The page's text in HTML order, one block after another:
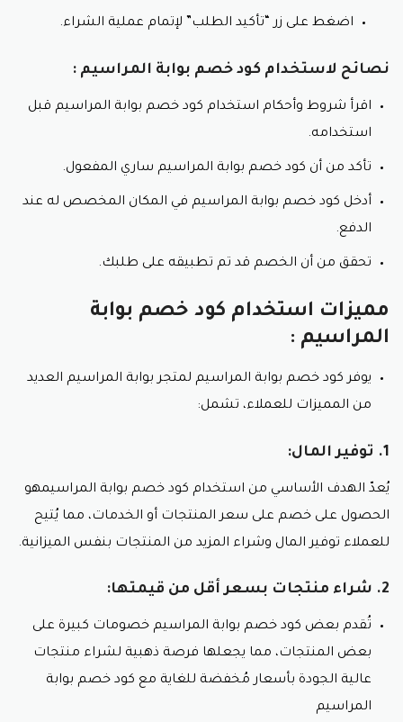
اضغط على زر “تأكيد الطلب” لإتمام عملية الشراء.
نصائح لاستخدام كود خصم بوابة المراسيم :
اقرأ شروط وأحكام استخدام كود خصم بوابة المراسيم قبل
استخدامه.
تأكد من أن كود خصم بوابة المراسيم ساري المفعول.
أدخل كود خصم بوابة المراسيم في المكان المخصص له عند
الدفع.
تحقق من أن الخصم قد تم تطبيقه على طلبك.
مميزات استخدام كود خصم بوابة
المراسيم :
يوفر كود خصم بوابة المراسيم لمتجر بوابة المراسيم العديد
من المميزات للعملاء، تشمل:
1. توفير المال:
يُعدّ الهدف الأساسي من استخدام كود خصم بوابة المراسيمهو
الحصول على خصم على سعر المنتجات أو الخدمات، مما يُتيح
للعملاء توفير المال وشراء المزيد من المنتجات بنفس الميزانية.
2. شراء منتجات بسعر أقل من قيمتها:
تُقدم بعض كود خصم بوابة المراسيم خصومات كبيرة على
بعض المنتجات، مما يجعلها فرصة ذهبية لشراء منتجات
عالية الجودة بأسعار مُخفضة للغاية مع كود خصم بوابة
المراسيم